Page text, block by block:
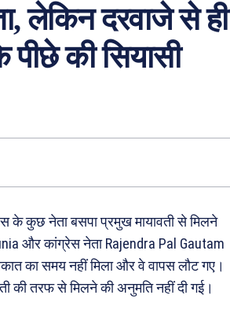
लेकिन दरवाजे से ही
की सियासी
के कुछ नेता बसपा प्रमुख मायावती से मिलने
और कांग्रेस नेता Rajendra Pal Gautam
का समय नहीं मिला और वे वापस लौट गए।
की तरफ से मिलने की अनुमति नहीं दी गई।